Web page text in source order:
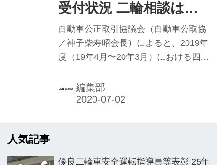
受付状況 二輪相談は中
古車関係が依然6割強／
自動車公取協
自動車公正取引協議会（自動車公取協
／神子柴寿昭会長）によると、2019年
度（19年4月〜20年3月）における四輪
相談受付総件数5519件のうち、二輪車
に関する相談件数は355件で前年度比4
編集部
人気記事
優良二輪車安全運転指導員等表彰 25年